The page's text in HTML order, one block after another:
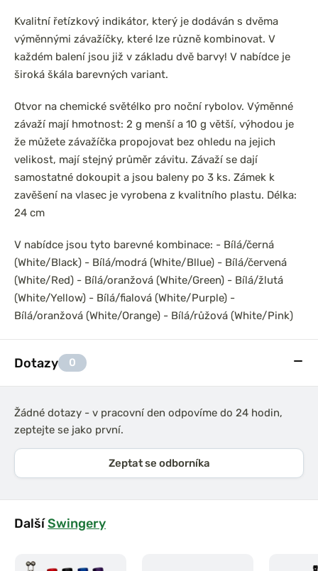
Kvalitní řetízkový indikátor, který je dodáván s dvěma
výměnnými závažíčky, které lze různě kombinovat. V
každém balení jsou již v základu dvě barvy! V nabídce je
široká škála barevných variant.
Otvor na chemické světélko pro noční rybolov. Výměnné
závaží mají hmotnost: 2 g menší a 10 g větší, výhodou je
že můžete závažíčka propojovat bez ohledu na jejich
velikost, mají stejný průměr závitu. Závaží se dají
samostatné dokoupit a jsou baleny po 3 ks. Zámek k
zavěšení na vlasec je vyrobena z kvalitního plastu. Délka:
24 cm
V nabídce jsou tyto barevné kombinace: - Bílá/černá
(White/Black) - Bílá/modrá (White/Bllue) - Bílá/červená
(White/Red) - Bílá/oranžová (White/Green) - Bílá/žlutá
(White/Yellow) - Bílá/fialová (White/Purple) -
Bílá/oranžová (White/Orange) - Bílá/růžová (White/Pink)
Dotazy 0
Žádné dotazy - v pracovní den odpovíme do 24 hodin,
zeptejte se jako první.
Zeptat se odborníka
DalšíSwingery